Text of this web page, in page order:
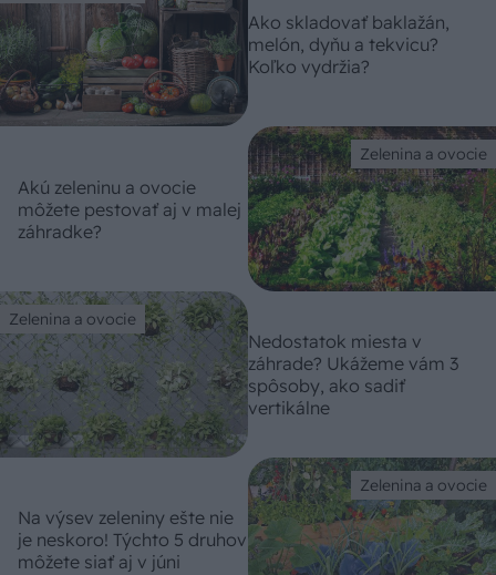
Ako skladovať baklažán,
melón, dyňu a tekvicu?
Koľko vydržia?
Zelenina a ovocie
Akú zeleninu a ovocie
môžete pestovať aj v malej
záhradke?
Zelenina a ovocie
Nedostatok miesta v
záhrade? Ukážeme vám 3
spôsoby, ako sadiť
vertikálne
Zelenina a ovocie
Na výsev zeleniny ešte nie
je neskoro! Týchto 5 druhov
môžete siať aj v júni